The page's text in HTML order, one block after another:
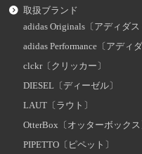
取扱ブランド
adidas Originals〔アディダス
adidas Performance〔アディ
clckr〔クリッカー〕
DIESEL〔ディーゼル〕
LAUT〔ラウト〕
OtterBox〔オッターボックス
PIPETTO〔ピペット〕